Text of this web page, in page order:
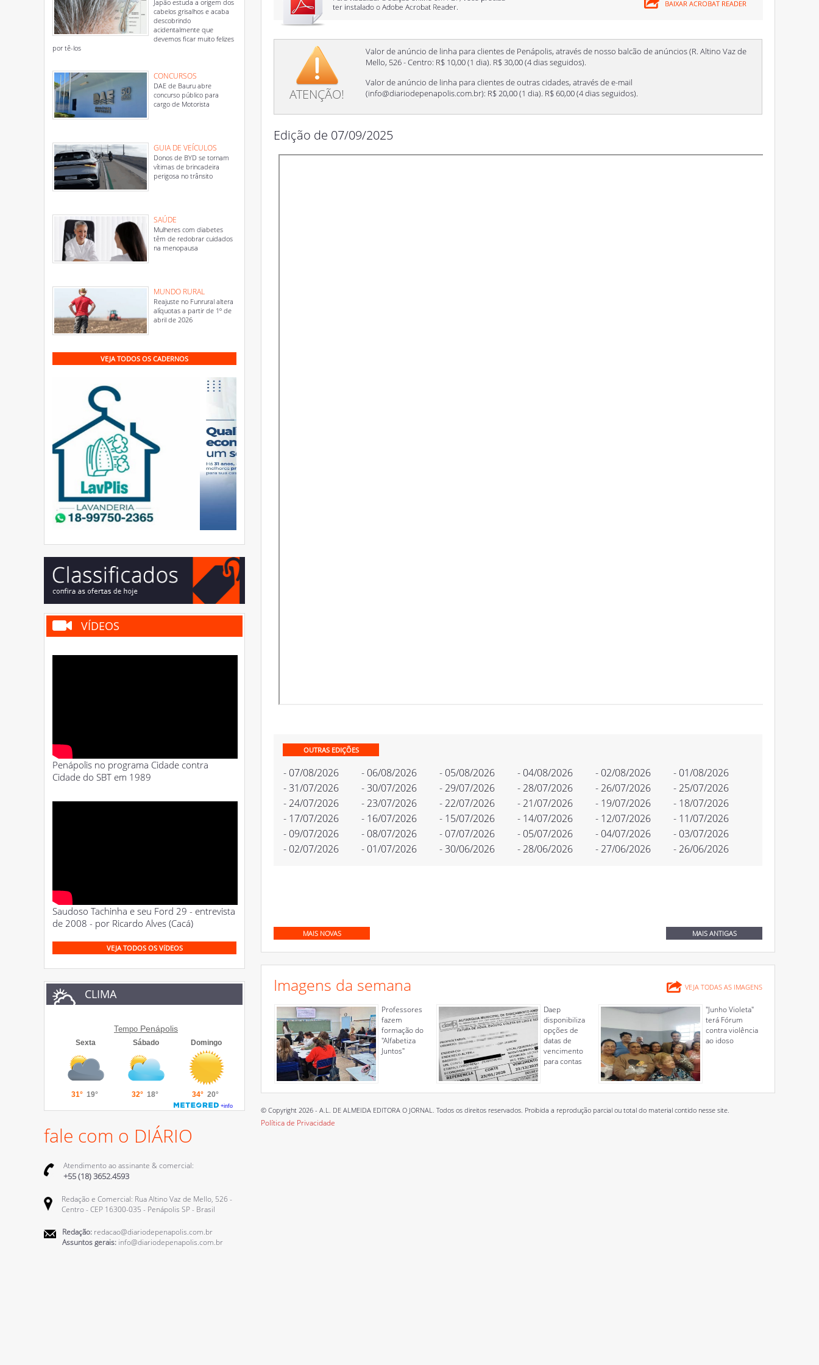
Japão estuda a origem dos
cabelos grisalhos e acaba
descobrindo
acidentalmente que
devemos ficar muito felizes
por tê-los
CONCURSOS
DAE de Bauru abre
concurso público para
cargo de Motorista
GUIA DE VEÍCULOS
Donos de BYD se tornam
vítimas de brincadeira
perigosa no trânsito
SAÚDE
Mulheres com diabetes
têm de redobrar cuidados
na menopausa
MUNDO RURAL
Reajuste no Funrural altera
alíquotas a partir de 1º de
abril de 2026
VEJA TODOS OS CADERNOS
VÍDEOS
Penápolis no programa Cidade contra
Cidade do SBT em 1989
Saudoso Tachinha e seu Ford 29 - entrevista
de 2008 - por Ricardo Alves (Cacá)
VEJA TODOS OS VíDEOS
CLIMA
Tempo Penápolis
fale com o DIÁRIO
Atendimento ao assinante & comercial:
+55 (18) 3652.4593
Redação e Comercial: Rua Altino Vaz de Mello, 526 -
Centro - CEP 16300-035 - Penápolis SP - Brasil
Redação: redacao@diariodepenapolis.com.br
Assuntos gerais: info@diariodepenapolis.com.br
ATENÇÃO!
Valor de anúncio de linha para clientes de Penápolis, através de nosso balcão de anúncios (R. Altino Vaz de
Mello, 526 - Centro: R$ 10,00 (1 dia). R$ 30,00 (4 dias seguidos).
Valor de anúncio de linha para clientes de outras cidades, através de e-mail
(info@diariodepenapolis.com.br): R$ 20,00 (1 dia). R$ 60,00 (4 dias seguidos).
Edição de 07/09/2025
OUTRAS EDIÇÕES
- 07/08/2026 - 06/08/2026 - 05/08/2026 - 04/08/2026 - 02/08/2026
- 01/08/2026
- 31/07/2026
- 30/07/2026 - 29/07/2026 - 28/07/2026 - 26/07/2026
- 25/07/2026
- 24/07/2026
- 23/07/2026 - 22/07/2026 - 21/07/2026 - 19/07/2026
- 18/07/2026
- 17/07/2026
- 16/07/2026 - 15/07/2026 - 14/07/2026 - 12/07/2026
- 11/07/2026
- 09/07/2026
- 08/07/2026 - 07/07/2026 - 05/07/2026 - 04/07/2026
- 03/07/2026
- 02/07/2026
- 01/07/2026 - 30/06/2026 - 28/06/2026 - 27/06/2026 - 26/06/2026
MAIS NOVAS MAIS ANTIGAS
Imagens da semana VEJA TODAS AS IMAGENS
Professores
fazem
formação do
"Alfabetiza
Juntos"
Daep
disponibiliza
opções de
datas de
vencimento
para contas
"Junho Violeta"
terá Fórum
contra violência
ao idoso
© Copyright 2026 - A.L. DE ALMEIDA EDITORA O JORNAL. Todos os direitos reservados. Proibida a reprodução parcial ou total do material contido nesse site.
Política de Privacidade